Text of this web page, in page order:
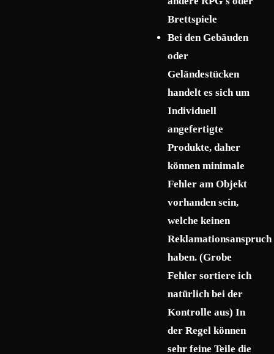
Brettspiele
Bei den Gebäuden
oder
Geländestücken
handelt es sich um
Individuell
angefertigte
Produkte, daher
können minimale
Fehler am Objekt
vorhanden sein,
welche keinen
Reklamationsanspruch
haben. (Grobe
Fehler sortiere ich
natürlich bei der
Kontrolle aus) In
der Regel können
sehr feine Teile die